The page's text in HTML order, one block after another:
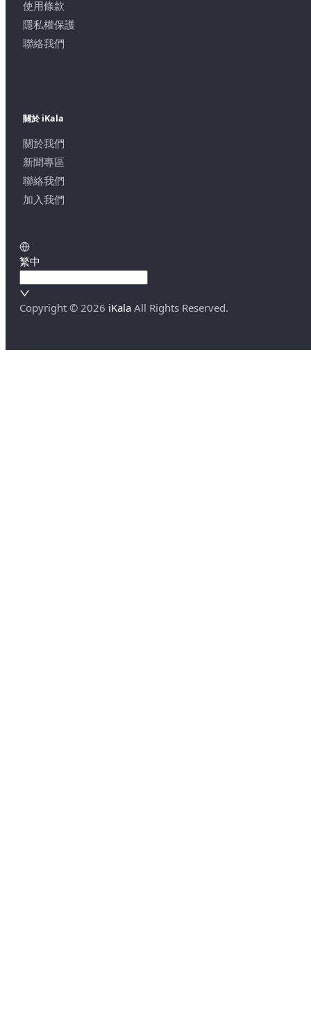
使用條款
隱私權保護
聯絡我們
關於 iKala
關於我們
新聞專區
聯絡我們
加入我們
繁中
Copyright © 2026 iKala All Rights Reserved.